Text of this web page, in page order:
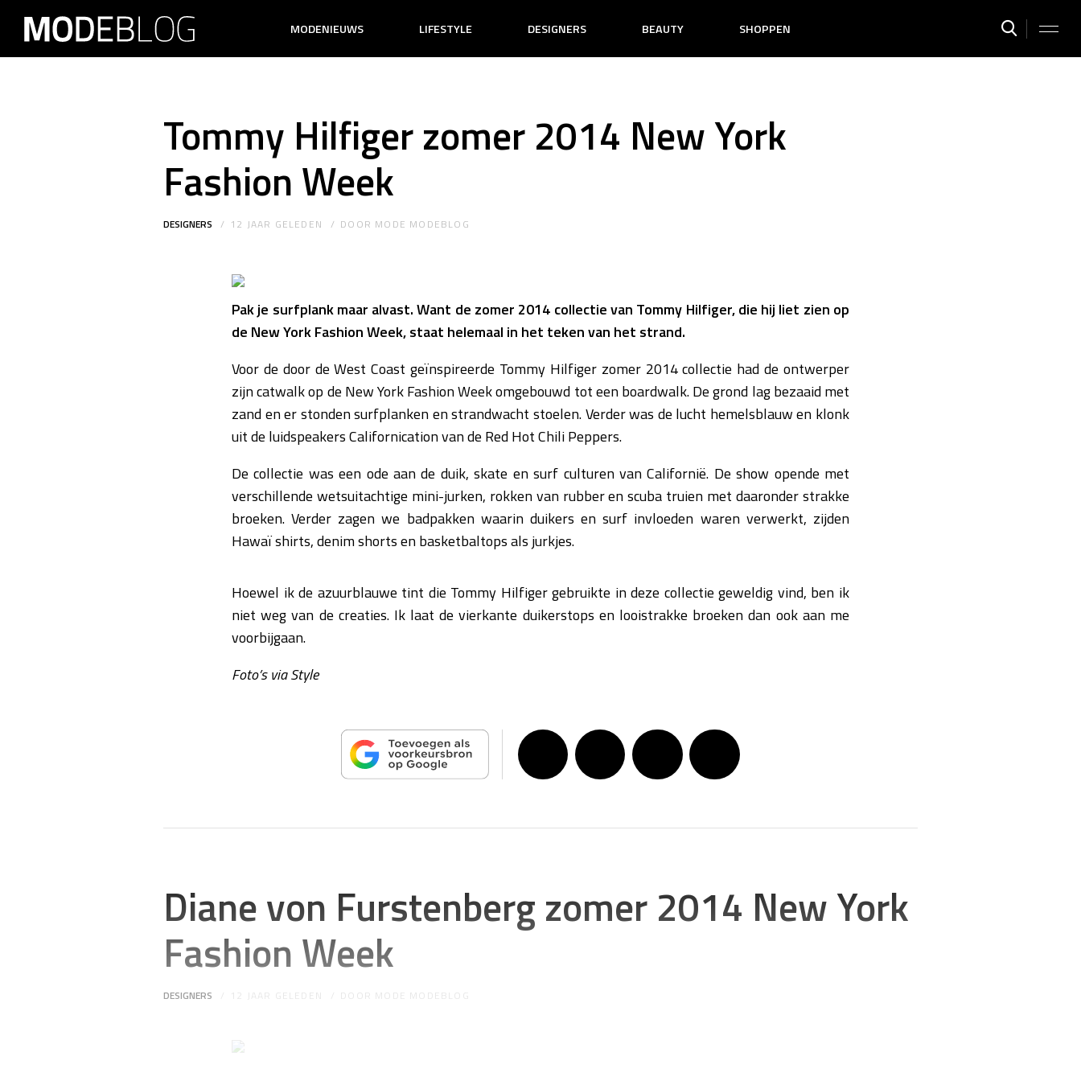
MODENIEUWS LIFESTYLE DESIGNERS BEAUTY SHOPPEN
Tommy Hilfiger zomer 2014 New York
Fashion Week
DESIGNERS 12 JAAR GELEDEN DOOR MODE MODEBLOG
Pak je surfplank maar alvast. Want de zomer 2014 collectie van Tommy Hilfiger, die hij liet zien op
de New York Fashion Week, staat helemaal in het teken van het strand.
Voor de door de West Coast geïnspireerde Tommy Hilfiger zomer 2014 collectie had de ontwerper
zijn catwalk op de New York Fashion Week omgebouwd tot een boardwalk. De grond lag bezaaid met
zand en er stonden surfplanken en strandwacht stoelen. Verder was de lucht hemelsblauw en klonk
uit de luidspeakers Californication van de Red Hot Chili Peppers.
De collectie was een ode aan de duik, skate en surf culturen van Californië. De show opende met
verschillende wetsuitachtige mini-jurken, rokken van rubber en scuba truien met daaronder strakke
broeken. Verder zagen we badpakken waarin duikers en surf invloeden waren verwerkt, zijden
Hawaï shirts, denim shorts en basketbaltops als jurkjes.
Hoewel ik de azuurblauwe tint die Tommy Hilfiger gebruikte in deze collectie geweldig vind, ben ik
niet weg van de creaties. Ik laat de vierkante duikerstops en looistrakke broeken dan ook aan me
voorbijgaan.
Foto’s via Style
Diane von Furstenberg zomer 2014 New York
Fashion Week
DESIGNERS 12 JAAR GELEDEN DOOR MODE MODEBLOG